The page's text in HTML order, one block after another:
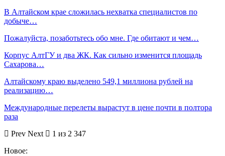
В Алтайском крае сложилась нехватка специалистов по
добыче…
Пожалуйста, позаботьтесь обо мне. Где обитают и чем…
Корпус АлтГУ и два ЖК. Как сильно изменится площадь
Сахарова…
Алтайскому краю выделено 549,1 миллиона рублей на
реализацию…
Международные перелеты вырастут в цене почти в полтора
раза
Prev Next
1 из 2 347
Новое: